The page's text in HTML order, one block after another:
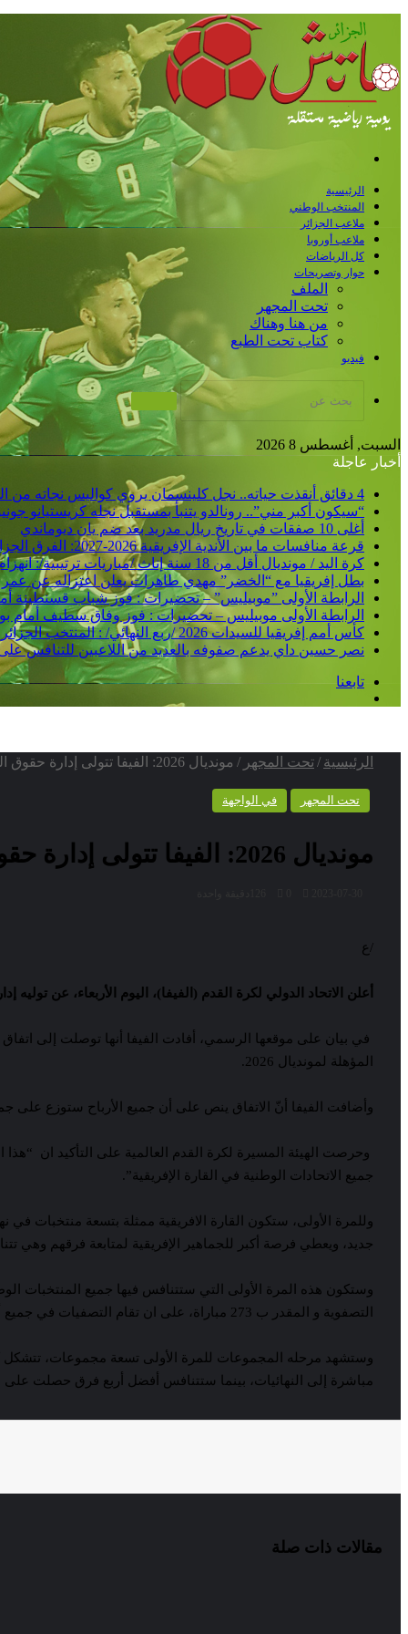
الرئيسية
المنتخب الوطني
ملاعب الجزائر
ملاعب أوروبا
كل الرياضات
حوار وتصريحات
الملف
تحت المجهر
من هنا وهناك
كتاب تحت الطبع
فيديو
بحث
عن
السبت, أغسطس 8 2026
أخبار عاجلة
4 دقائق أنقذت حياته.. نجل كلينسمان يروي كواليس نجاته من الشلل
“سيكون أكبر مني”.. رونالدو يتنبأ بمستقبل نجله كريستيانو
أغلى 10 صفقات في تاريخ ريال مدريد بعد ضم يان ديوماندي
قرعة منافسات ما بين الأندية الإفريقية 2026-2027: الفرق الجزائرية تتعرف على منافسيها في الدورين التمهيديين
كرة اليد / مونديال أقل من 18 سنة إناث /مباريات ترتيبية/: انهزام المنتخب الجزائري أمام نظيره الأوزباكستاني /30-38/
بطل إفريقيا مع “الخضر” مهدي طاهرات يعلن اعتزاله عن عمر 36
الرابطة الأولى ”موبيليس” – تحضيرات : فوز شباب قسنطينة أمام
الرابطة الأولى موبيليس – تحضيرات : فوز وفاق سطيف أمام
كأس أمم إفريقيا للسيدات 2026 /ربع النهائي/ : المنتخب الجزائري يشرع في التحضير لمواجهة كوت ديفوار
نصر حسين داي يدعم صفوفه بالعديد من اللاعبين للتنافس
تابعنا
الرئيسية /تحت المجهر / مونديال 2026: الفيفا تتولى إدارة حقوق البث التلفزيوني للمنتخبات الإفريقية
تحت المجهر في الواجهة
مونديال 2026: الفيفا تتولى إدارة حقوق البث التلفزيوني للمنتخبات الإفريقية
/ع
أعلن الاتحاد الدولي لكرة القدم (الفيفا)، اليوم الأربعاء، عن توليه إدارة حقوق البث التلفزيوني
المؤهلة لمونديال 2026.
وأضافت الفيفا أنّ الاتفاق ينص على أن جميع الأرباح ستوزع على جميع الاتحادات الوطنية الـ 54 الأعضاء في
وحرصت الهيئة المسيرة لكرة القدم العالمية على التأكيد ان
جميع الاتحادات الوطنية في القارة الإفريقية”.
جديد، ويعطي فرصة أكبر للجماهير الإفريقية لمتابعة فرقهم
التصفوية و المقدر ب 273 مباراة، على ان تقام التصفيات في جميع أنحاء القارة من نوفمبر 2023 وحتى نوفمبر 2025.
وستشهد مرحله المجموعات للمرة الأولى تسعة مجموعات، تتشكل
مباشرة إلى النهائيات، بينما ستتنافس أفضل أربع فرق حصلت على
مقالات ذات صلة